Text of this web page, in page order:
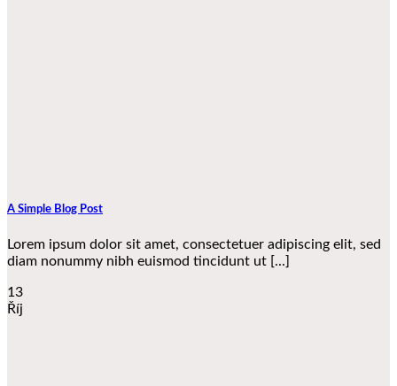
A Simple Blog Post
Lorem ipsum dolor sit amet, consectetuer adipiscing elit, sed
diam nonummy nibh euismod tincidunt ut [...]
13
Říj